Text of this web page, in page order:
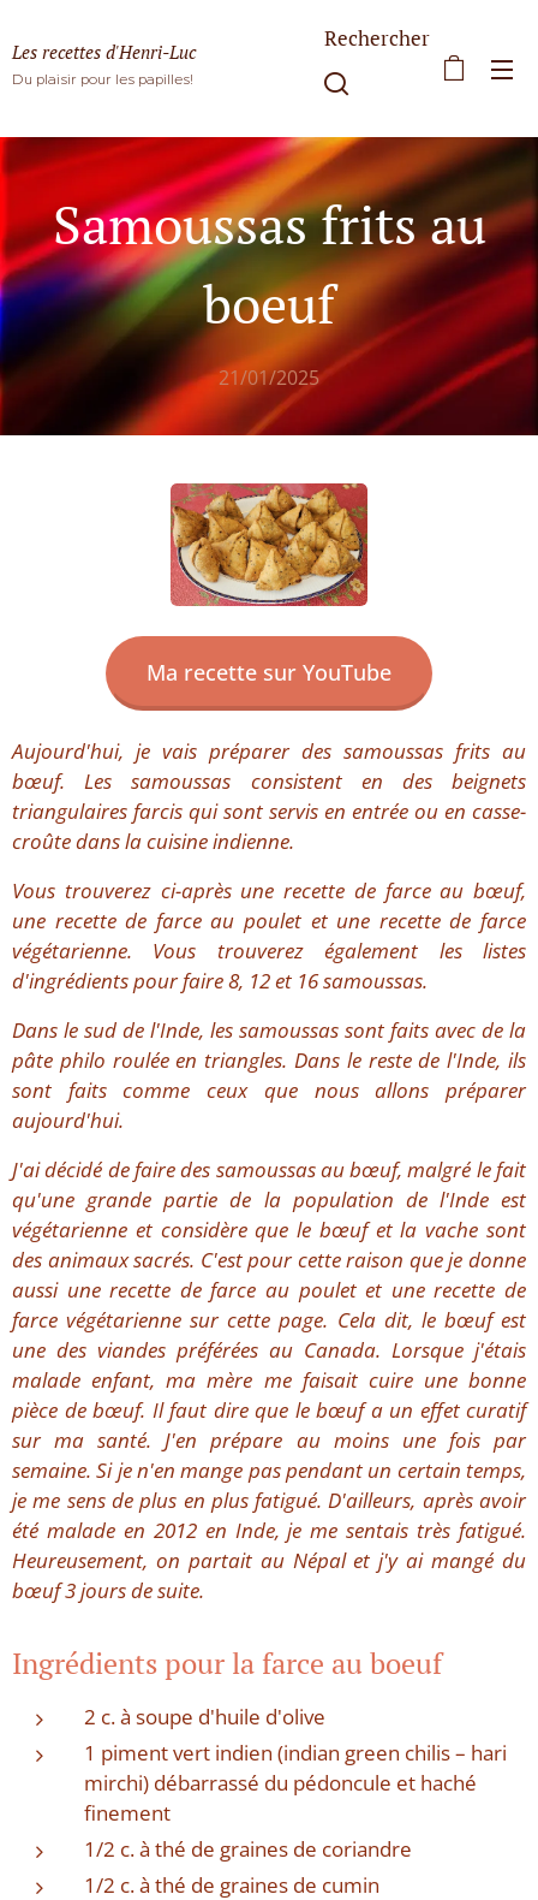
Les recettes d'Henri-Luc
Du plaisir pour les papilles!
Rechercher
Samoussas frits au
boeuf
21/01/2025
Ma recette sur YouTube
Aujourd'hui, je vais préparer des samoussas frits au
bœuf. Les samoussas consistent en des beignets
triangulaires farcis qui sont servis en entrée ou en casse-
croûte dans la cuisine indienne.
Vous trouverez ci-après une recette de farce au bœuf,
une recette de farce au poulet et une recette de farce
végétarienne. Vous trouverez également les listes
d'ingrédients pour faire 8, 12 et 16 samoussas.
Dans le sud de l'Inde, les samoussas sont faits avec de la
pâte philo roulée en triangles. Dans le reste de l'Inde, ils
sont faits comme ceux que nous allons préparer
aujourd'hui.
J'ai décidé de faire des samoussas au bœuf, malgré le fait
qu'une grande partie de la population de l'Inde est
végétarienne et considère que le bœuf et la vache sont
des animaux sacrés. C'est pour cette raison que je donne
aussi une recette de farce au poulet et une recette de
farce végétarienne sur cette page. Cela dit, le bœuf est
une des viandes préférées au Canada. Lorsque j'étais
malade enfant, ma mère me faisait cuire une bonne
pièce de bœuf. Il faut dire que le bœuf a un effet curatif
sur ma santé. J'en prépare au moins une fois par
semaine. Si je n'en mange pas pendant un certain temps,
je me sens de plus en plus fatigué. D'ailleurs, après avoir
été malade en 2012 en Inde, je me sentais très fatigué.
Heureusement, on partait au Népal et j'y ai mangé du
bœuf 3 jours de suite.
Ingrédients pour la farce au boeuf
2 c. à soupe d'huile d'olive
1 piment vert indien (indian green chilis – hari
mirchi) débarrassé du pédoncule et haché
finement
1/2 c. à thé de graines de coriandre
1/2 c. à thé de graines de cumin